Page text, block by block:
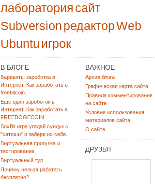
лаборатория сайт
SubversionредакторWeb
Ubuntuигрок
В БЛОГЕ
Варианты зароботка в
Интернет. Как заработать в
freebitcoin.
Еще один зароботок в
Интернет. Как заработать в
FREEDOGECOIN.
BoxBit игра угадай сундук с
"сатоши" и забери их себе.
Виртуальная прогулка и
тестирование.
Виртуальный тур
Почему нельзя работать
бесплатно?
ВАЖНОЕ
Архив блога
Графическая карта сайта
Правила комментирования
на сайте
Условия использования
материалов сайта
О сайте
ДРУЗЬЯ